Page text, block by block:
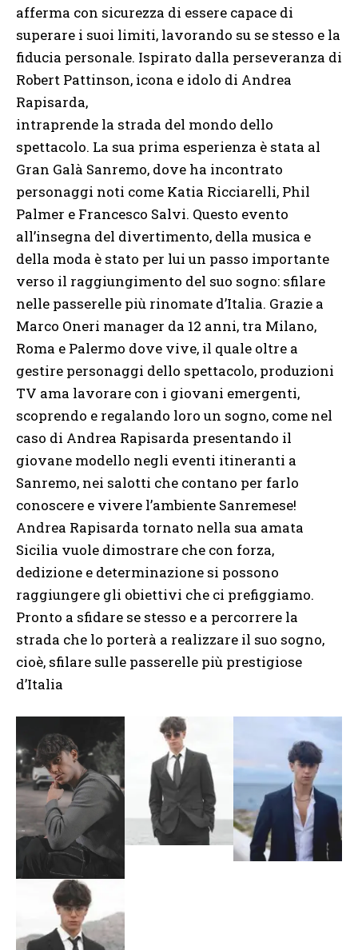
afferma con sicurezza di essere capace di
superare i suoi limiti, lavorando su se stesso e la
fiducia personale. Ispirato dalla perseveranza di
Robert Pattinson, icona e idolo di Andrea
Rapisarda,
intraprende la strada del mondo dello
spettacolo. La sua prima esperienza è stata al
Gran Galà Sanremo, dove ha incontrato
personaggi noti come Katia Ricciarelli, Phil
Palmer e Francesco Salvi. Questo evento
all’insegna del divertimento, della musica e
della moda è stato per lui un passo importante
verso il raggiungimento del suo sogno: sfilare
nelle passerelle più rinomate d’Italia. Grazie a
Marco Oneri manager da 12 anni, tra Milano,
Roma e Palermo dove vive, il quale oltre a
gestire personaggi dello spettacolo, produzioni
TV ama lavorare con i giovani emergenti,
scoprendo e regalando loro un sogno, come nel
caso di Andrea Rapisarda presentando il
giovane modello negli eventi itineranti a
Sanremo, nei salotti che contano per farlo
conoscere e vivere l’ambiente Sanremese!
Andrea Rapisarda tornato nella sua amata
Sicilia vuole dimostrare che con forza,
dedizione e determinazione si possono
raggiungere gli obiettivi che ci prefiggiamo.
Pronto a sfidare se stesso e a percorrere la
strada che lo porterà a realizzare il suo sogno,
cioè, sfilare sulle passerelle più prestigiose
d’Italia